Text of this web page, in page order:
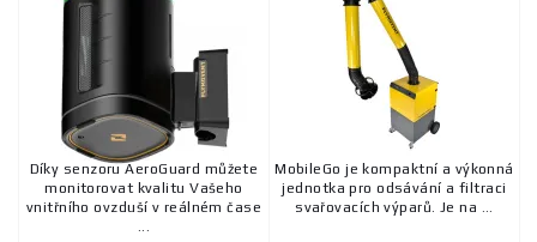
Díky senzoru AeroGuard můžete
monitorovat kvalitu Vašeho
vnitřního ovzduší v reálném čase
...
MobileGo je kompaktní a výkonná
jednotka pro odsávání a filtraci
svařovacích výparů. Je na ...